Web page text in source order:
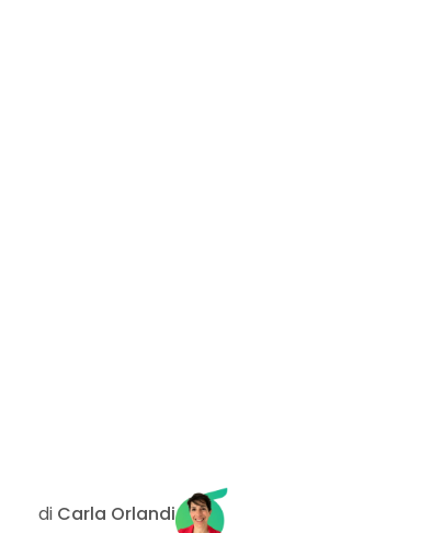
di Carla Orlandi